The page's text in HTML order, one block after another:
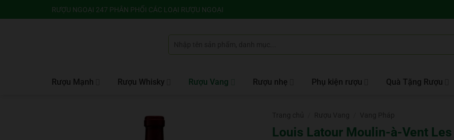
qua
RƯỢU NGOẠI 247 PHÂN PHỐI CÁC LOẠI RƯỢU NGOẠI
Rượu Mạnh Rượu Whisky Rượu Vang Rượu nhẹ Phụ kiện rượu Quà Tặng Rượu
Louis Latour Moulin-à-Vent Les